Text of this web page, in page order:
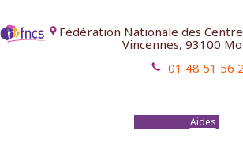
Fédération Nationale des
Vincennes, 93100
01 48 51 56
Aides